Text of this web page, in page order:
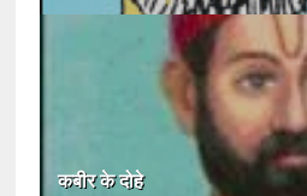
कबीर के दोहे